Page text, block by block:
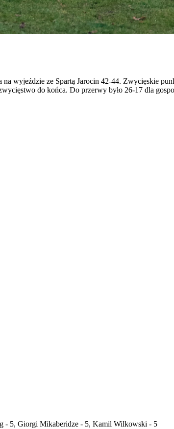
wyjeździe ze Spartą Jarocin 42-44. Zwycięskie
do końca. Do przerwy było 26-17 dla
- 5, Giorgi Mikaberidze - 5, Kamil Wilkowski - 5